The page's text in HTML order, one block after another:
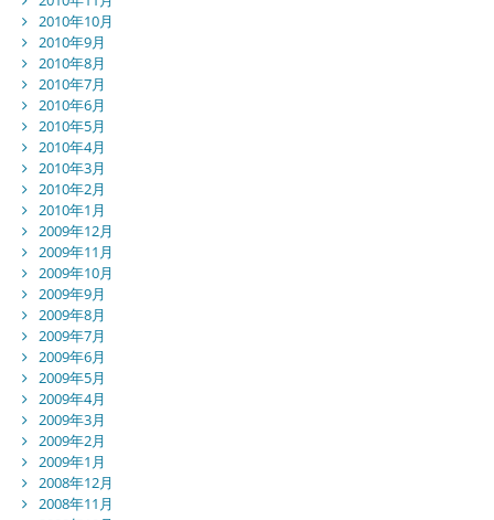
2010年10月
2010年9月
2010年8月
2010年7月
2010年6月
2010年5月
2010年4月
2010年3月
2010年2月
2010年1月
2009年12月
2009年11月
2009年10月
2009年9月
2009年8月
2009年7月
2009年6月
2009年5月
2009年4月
2009年3月
2009年2月
2009年1月
2008年12月
2008年11月